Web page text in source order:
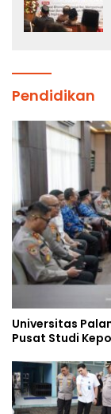
Pendidikan
Universitas
Pusat Studi